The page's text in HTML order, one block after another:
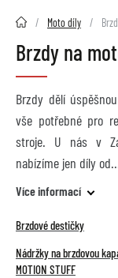
2HMOTO.cz Moto díly
Brzdy na
Brzdy dělí
vše potřebné pro
stroje. U nás v
nabízíme jen díly od
Více informací
Brzdové destičky
Nádržky na brzdovou
MOTION STUFF